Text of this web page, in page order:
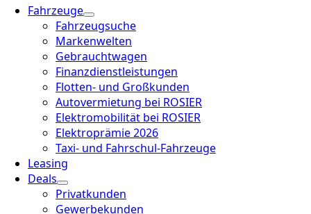
Fahrzeuge
Fahrzeugsuche
Markenwelten
Gebrauchtwagen
Finanzdienstleistungen
Flotten- und Großkunden
Autovermietung bei ROSIER
Elektromobilität bei ROSIER
Elektroprämie 2026
Taxi- und Fahrschul-Fahrzeuge
Leasing
Deals
Privatkunden
Gewerbekunden